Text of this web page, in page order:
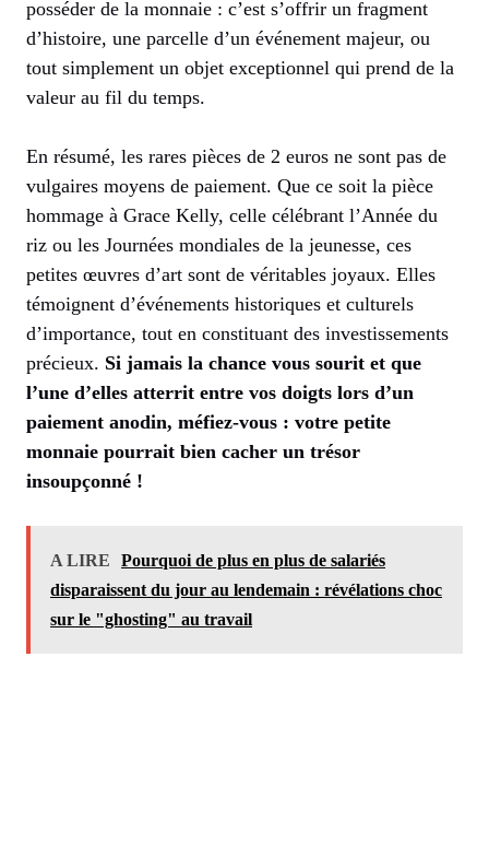
posséder de la monnaie : c’est s’offrir un fragment
d’histoire, une parcelle d’un événement majeur, ou
tout simplement un objet exceptionnel qui prend de la
valeur au fil du temps.
En résumé, les rares pièces de 2 euros ne sont pas de
vulgaires moyens de paiement. Que ce soit la pièce
hommage à Grace Kelly, celle célébrant l’Année du
riz ou les Journées mondiales de la jeunesse, ces
petites œuvres d’art sont de véritables joyaux. Elles
témoignent d’événements historiques et culturels
d’importance, tout en constituant des investissements
précieux. Si jamais la chance vous sourit et que
l’une d’elles atterrit entre vos doigts lors d’un
paiement anodin, méfiez-vous : votre petite
monnaie pourrait bien cacher un trésor
insoupçonné !
A LIRE
Pourquoi de plus en plus de salariés
disparaissent du jour au lendemain : révélations choc
sur le "ghosting" au travail